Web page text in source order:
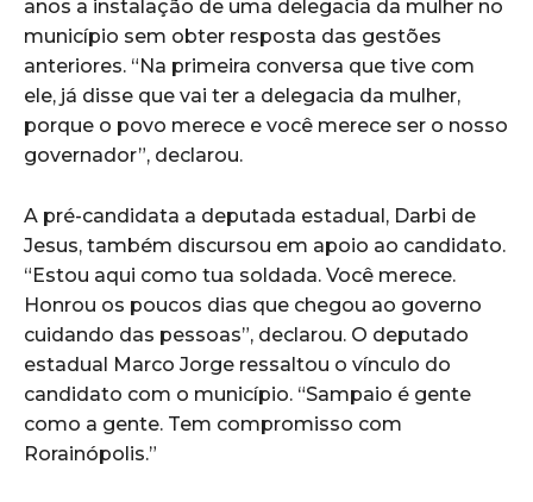
anos a instalação de uma delegacia da mulher no
município sem obter resposta das gestões
anteriores. “Na primeira conversa que tive com
ele, já disse que vai ter a delegacia da mulher,
porque o povo merece e você merece ser o nosso
governador”, declarou.
A pré-candidata a deputada estadual, Darbi de
Jesus, também discursou em apoio ao candidato.
“Estou aqui como tua soldada. Você merece.
Honrou os poucos dias que chegou ao governo
cuidando das pessoas”, declarou. O deputado
estadual Marco Jorge ressaltou o vínculo do
candidato com o município. “Sampaio é gente
como a gente. Tem compromisso com
Rorainópolis.”